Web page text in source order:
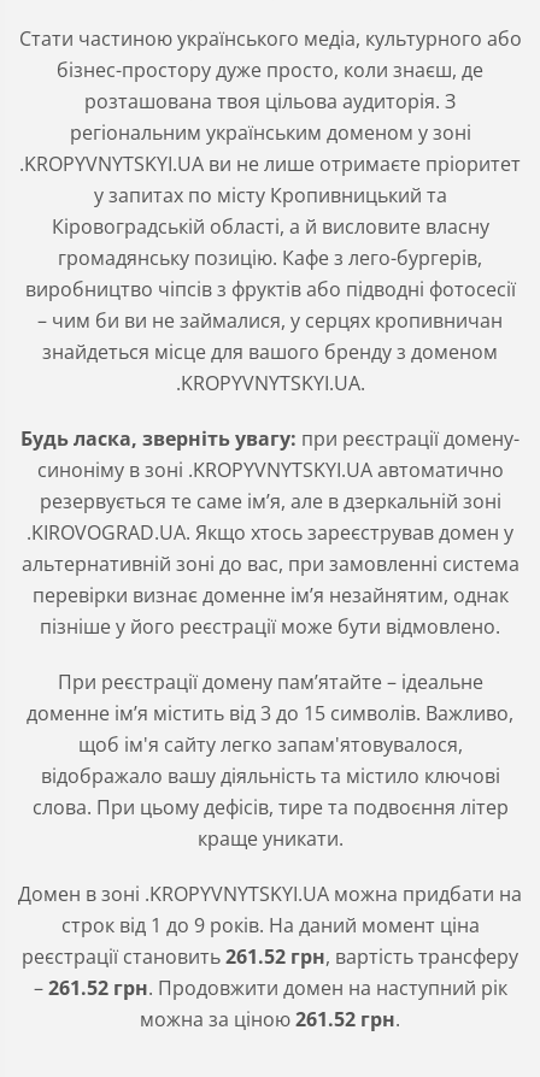
Стати частиною українського медіа, культурного або
бізнес-простору дуже просто, коли знаєш, де
розташована твоя цільова аудиторія. З
регіональним українським доменом у зоні
.KROPYVNYTSKYI.UA ви не лише отримаєте пріоритет
у запитах по місту Кропивницький та
Кіровоградській області, а й висловите власну
громадянську позицію. Кафе з лего-бургерів,
виробництво чіпсів з фруктів або підводні фотосесії
– чим би ви не займалися, у серцях кропивничан
знайдеться місце для вашого бренду з доменом
.KROPYVNYTSKYI.UA.
Будь ласка, зверніть увагу: при реєстрації домену-
синоніму в зоні .KROPYVNYTSKYI.UA автоматично
резервується те саме ім’я, але в дзеркальній зоні
.KIROVOGRAD.UA. Якщо хтось зареєстрував домен у
альтернативній зоні до вас, при замовленні система
перевірки визнає доменне ім’я незайнятим, однак
пізніше у його реєстрації може бути відмовлено.
При реєстрації домену пам’ятайте – ідеальне
доменне ім’я містить від 3 до 15 символів. Важливо,
щоб ім'я сайту легко запам'ятовувалося,
відображало вашу діяльність та містило ключові
слова. При цьому дефісів, тире та подвоєння літер
краще уникати.
Домен в зоні .KROPYVNYTSKYI.UA можна придбати на
строк від 1 до 9 років. На даний момент ціна
реєстрації становить261.52 грн, вартість трансферу
–261.52грн. Продовжити домен на наступний рік
можна за ціною261.52 грн.